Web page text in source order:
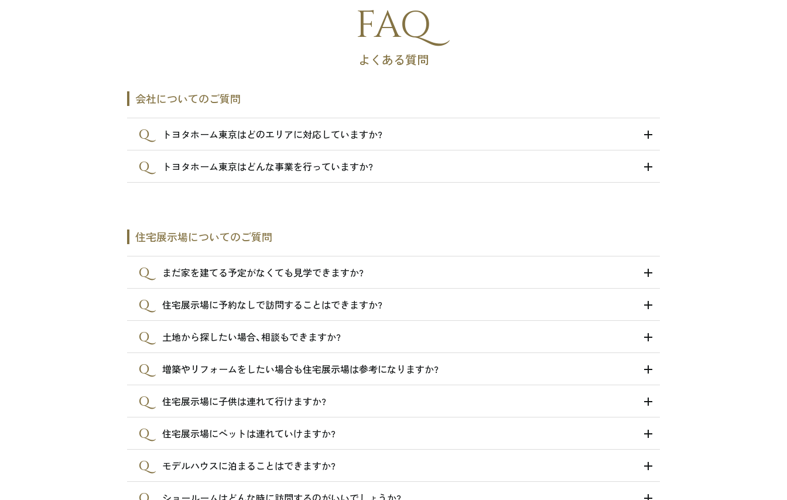
FAQ
よくある質問
会社についてのご質問
トヨタホーム東京はどのエリアに対応していますか?
トヨタホーム東京はどんな事業を行っていますか?
住宅展示場についてのご質問
まだ家を建てる予定がなくても見学できますか?
住宅展示場に予約なしで訪問することはできますか?
土地から探したい場合、相談もできますか?
増築やリフォームをしたい場合も住宅展示場は参考になりますか?
住宅展示場に子供は連れて行けますか?
住宅展示場にペットは連れていけますか?
モデルハウスに泊まることはできますか?